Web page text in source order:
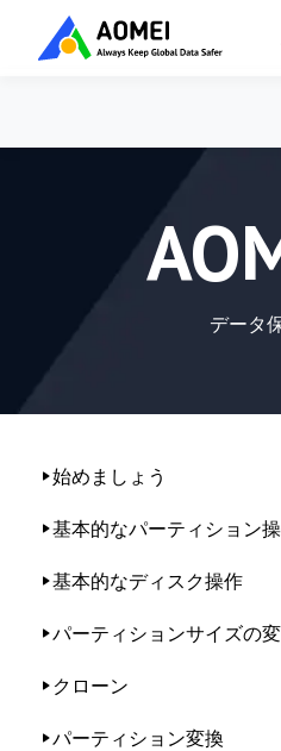
データ
始めましょう
基本的なパーティション
基本的なディスク操作
パーティションサイズの
クローン
パーティション変換